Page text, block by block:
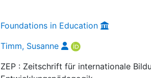
Foundations in Education
Timm, Susanne
ZEP : Zeitschrift für internationale